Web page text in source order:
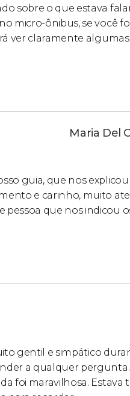
sobre o que estava
micro-ônibus, se você
ver claramente algumas
Maria Del
guia, que nos
e carinho, muito
que nos indicou
gentil e simpático
a qualquer pergunta.
foi maravilhosa. Estava